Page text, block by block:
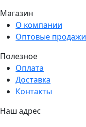
Магазин
О компании
Оптовые продажи
Полезное
Оплата
Доставка
Контакты
Наш адрес